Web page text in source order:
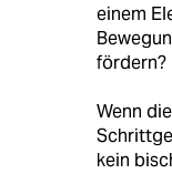
einem
fördern?
Wenn
kein